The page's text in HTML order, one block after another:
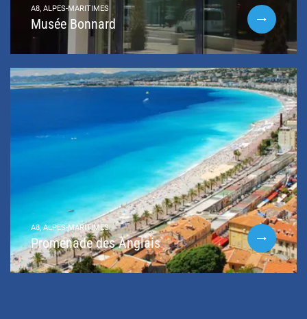
A8, ALPES-MARITIMES
Musée Bonnard
A8, ALPES-MARITIMES
Promenade des Anglais